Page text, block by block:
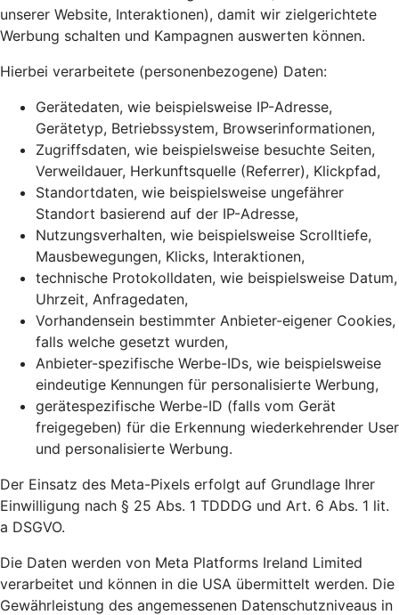
unserer Website, Interaktionen), damit wir zielgerichtete
Werbung schalten und Kampagnen auswerten können.
Hierbei verarbeitete (personenbezogene) Daten:
Gerätedaten, wie beispielsweise IP-Adresse,
Gerätetyp, Betriebssystem, Browserinformationen,
Zugriffsdaten, wie beispielsweise besuchte Seiten,
Verweildauer, Herkunftsquelle (Referrer), Klickpfad,
Standortdaten, wie beispielsweise ungefährer
Standort basierend auf der IP-Adresse,
Nutzungsverhalten, wie beispielsweise Scrolltiefe,
Mausbewegungen, Klicks, Interaktionen,
technische Protokolldaten, wie beispielsweise Datum,
Uhrzeit, Anfragedaten,
Vorhandensein bestimmter Anbieter-eigener Cookies,
falls welche gesetzt wurden,
Anbieter-spezifische Werbe-IDs, wie beispielsweise
eindeutige Kennungen für personalisierte Werbung,
gerätespezifische Werbe-ID (falls vom Gerät
freigegeben) für die Erkennung wiederkehrender User
und personalisierte Werbung.
Der Einsatz des Meta-Pixels erfolgt auf Grundlage Ihrer
Einwilligung nach § 25 Abs. 1 TDDDG und Art. 6 Abs. 1 lit.
a DSGVO.
Die Daten werden von Meta Platforms Ireland Limited
verarbeitet und können in die USA übermittelt werden. Die
Gewährleistung des angemessenen Datenschutzniveaus in